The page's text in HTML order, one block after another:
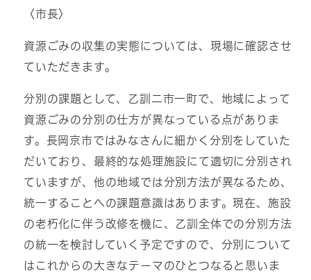
〈市長〉
資源ごみの収集の実態については、現場に確認させ
ていただきます。
分別の課題として、乙訓二市一町で、地域によって
資源ごみの分別の仕方が異なっている点がありま
す。長岡京市ではみなさんに細かく分別をしていた
だいており、最終的な処理施設にて適切に分別され
ていますが、他の地域では分別方法が異なるため、
統一することへの課題意識はあります。現在、施設
の老朽化に伴う改修を機に、乙訓全体での分別方法
の統一を検討していく予定ですので、分別について
はこれからの大きなテーマのひとつなると思いま